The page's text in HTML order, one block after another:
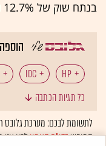
בנתח שוק של 12.7% ואילו דל בנתח שוק של 11.6%.
HP
IDC
כל תגיות הכתבה
לתשומת לבכם: מערכת גלובס
המופיעבדו"ח האמוןלפיו